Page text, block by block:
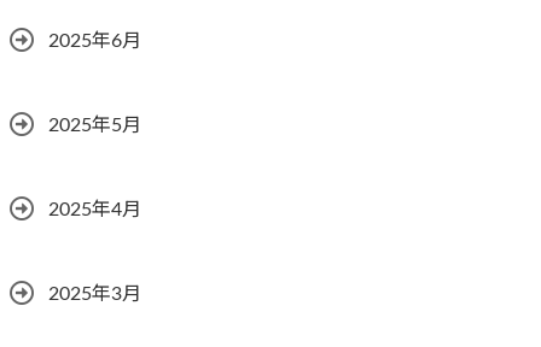
2025年6月
2025年5月
2025年4月
2025年3月